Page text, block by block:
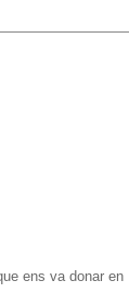
ens va donar en